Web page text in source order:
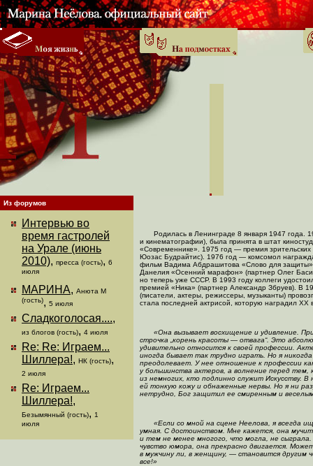
Из форумов
Интервью во
время гастролей
на Урале (июнь
2010), пресса (гость), 6
июля
МАРИНА, Анюта М
(гость), 5 июля
Сладкоголосая....,
из блогов (гость), 4 июля
Re: Re: Играем...
Шиллера!, НК (гость),
2 июля
Re: Играем...
Шиллера!,
Безымянный (гость), 1
июля
Родилась в Ленинграде 8 января 1947 года.
и кинематографии), была принята в штат
«Современнике». 1975 год — премия
Юозас Будрайтис). 1976 год — комсомол
фильм Вадима Абдрашитова «Слово для
Данелия «Осенний марафон» (партнер Олег
но теперь уже СССР. В 1993 году коллеги
премией «Ника» (партнер Александр Збруев). В
(писатели, актеры, режиссеры, музыканты)
стала последней актрисой, которую наградил XX
«Она вызывает восхищение и удивление.
строчка „корень красоты — отвага“. Это
удивительно относится к своей профессии.
иногда бывает так трудно играть. Но я
преодолевает. У нее отношение к профессии
у большинства актеров, а волнение перед
из немногих, кто подлинно служит Искусству. В
ей тонкую кожу и обнаженные нервы. Но я ни
нетрудно, Бог защитил ее смиренным и
«Если со мной на сцене Неелова, я всегда
умная. С достоинством. Мне кажется, она
и тем не менее многого, что могла, не
чувство юмора, она прекрасно двигается.
в мужчину ли, в женщину, — становится другим
все!»